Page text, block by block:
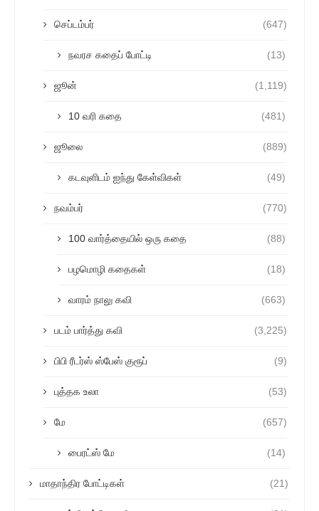
செப்டம்பர் (647)
நவரச கதைப் போட்டி (13)
ஜூன் (1,119)
10 வரி கதை (481)
ஜூலை (889)
கடவுளிடம் ஐந்து கேள்விகள் (49)
நவம்பர் (770)
100 வார்த்தையில் ஒரு கதை (88)
பழமொழி கதைகள் (18)
வாரம் நாலு கவி (663)
படம் பார்த்து கவி (3,225)
பிபி ரீடர்ஸ் ஸ்பேஸ் குரூப் (9)
புத்தக உலா (53)
மே (657)
பைரட்ஸ் மே (14)
மாதாந்திர போட்டிகள் (21)